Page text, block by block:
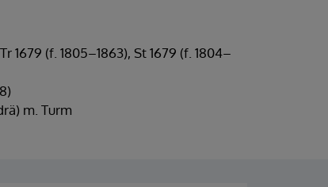
1679 (f. 1805–1863), St 1679 (f. 1804–
m. Turm